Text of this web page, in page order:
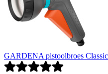
GARDENA pistoolbroes Classic